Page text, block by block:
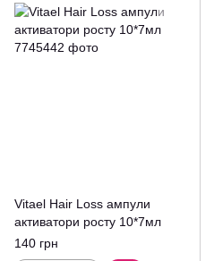
Vitael Hair Loss ампули
активатори росту 10*7мл
140 грн